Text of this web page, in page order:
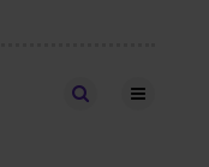
Stellen finden